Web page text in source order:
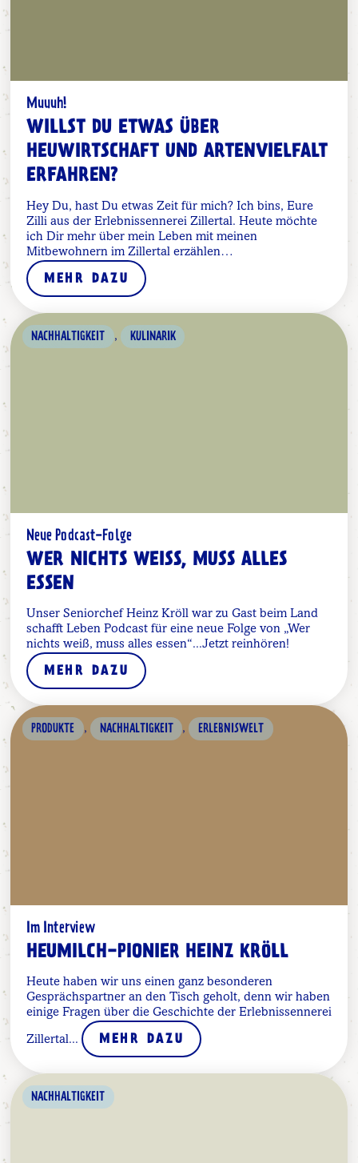
Muuuh!
WILLST DU ETWAS ÜBER
HEUWIRTSCHAFT UND ARTENVIELFALT
ERFAHREN?
Hey Du, hast Du etwas Zeit für mich? Ich bins, Eure
Zilli aus der Erlebnissennerei Zillertal. Heute möchte
ich Dir mehr über mein Leben mit meinen
Mitbewohnern im Zillertal erzählen…
MEHR DAZU
NACHHALTIGKEIT , KULINARIK
Neue Podcast-Folge
WER NICHTS WEISS, MUSS ALLES E
SSEN
Unser Seniorchef Heinz Kröll war zu Gast beim Land
schafft Leben Podcast für eine neue Folge von „Wer
nichts weiß, muss alles essen“...Jetzt reinhören!
MEHR DAZU
PRODUKTE , NACHHALTIGKEIT , ERLEBNISWELT
Im Interview
HEUMILCH-PIONIER HEINZ KRÖLL
Heute haben wir uns einen ganz besonderen
Gesprächspartner an den Tisch geholt, denn wir haben
einige Fragen über die Geschichte der Erlebnissennerei
Zillertal... MEHR DAZU
NACHHALTIGKEIT